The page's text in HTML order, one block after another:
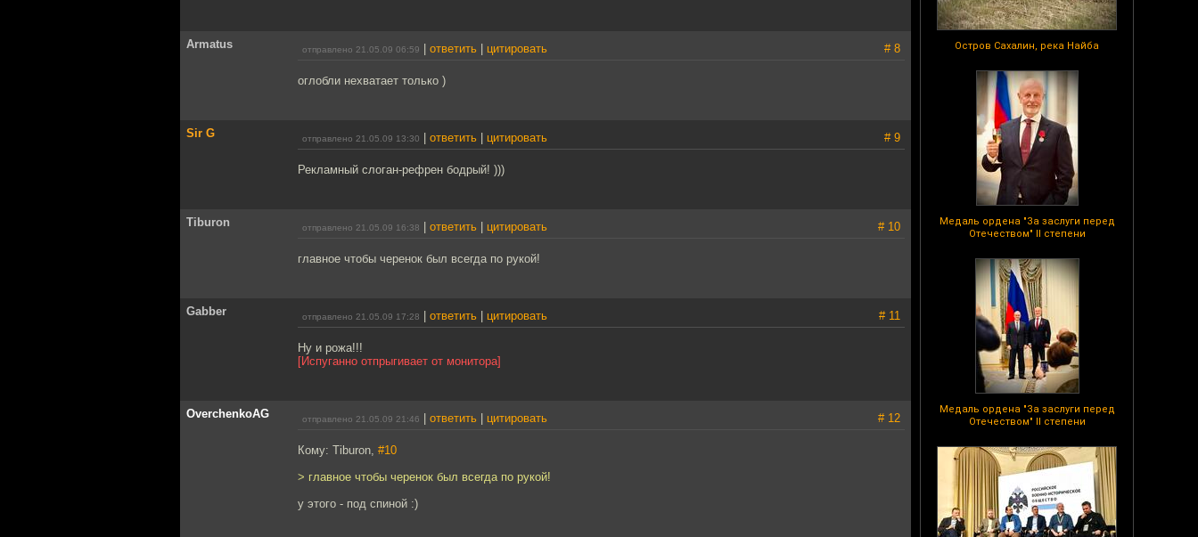
Остров Сахалин, река Найба
Медаль ордена "За заслуги перед
Отечеством" II степени
Медаль ордена "За заслуги перед
Отечеством" II степени
Armatus отправлено 21.05.09 06:59 ответить цитировать # 8
оглобли нехватает только )
Sir G отправлено 21.05.09 13:30 ответить цитировать # 9
Рекламный слоган-рефрен бодрый! )))
Tiburon отправлено 21.05.09 16:38 ответить цитировать # 10
главное чтобы черенок был всегда по рукой!
Gabber отправлено 21.05.09 17:28 ответить цитировать # 11
Ну и рожа!!!
[Испуганно отпрыгивает от монитора]
OverchenkoAG отправлено 21.05.09 21:46 ответить цитировать # 12
Кому: Tiburon, #10
> главное чтобы черенок был всегда по рукой!
у этого - под спиной :)